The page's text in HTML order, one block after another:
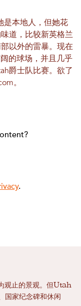
是本地人，但她花
道，比较新英格兰
以外的雷暴。现在
的球场，并且几乎
爵士队比赛。欲了
。
观止的景观。但Utah
国家纪念碑和休闲